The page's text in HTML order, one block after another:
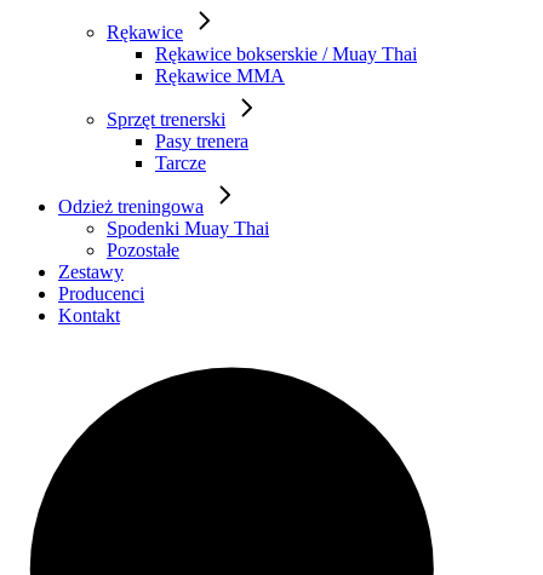
Rękawice
Rękawice bokserskie / Muay Thai
Rękawice MMA
Sprzęt trenerski
Pasy trenera
Tarcze
Odzież treningowa
Spodenki Muay Thai
Pozostałe
Zestawy
Producenci
Kontakt